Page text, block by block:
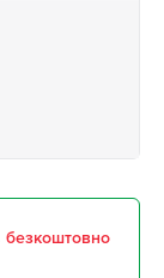
безкоштовно